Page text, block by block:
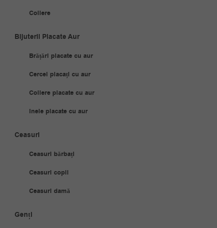
Coliere
Bijuterii Placate Aur
Brățări placate cu aur
Cercei placați cu aur
Coliere placate cu aur
Inele placate cu aur
Ceasuri
Ceasuri bărbați
Ceasuri copii
Ceasuri damă
Genți